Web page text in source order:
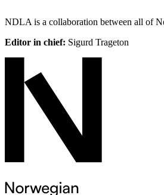
NDLA is a collaboration between all of
Editor in chief: Sigurd Trageton